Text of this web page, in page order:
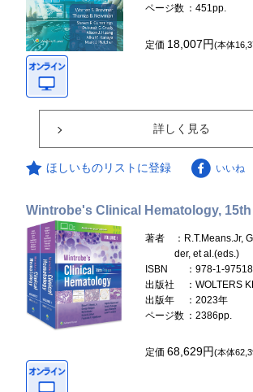
ページ数 ：451pp.
定価 18,007円(本体
詳しく見る
ほしいものリストに登録 いいね
Wintrobe's Clinical Hematology,
著者
：R.T.Means.Jr,
der, et al.(eds.)
ISBN
：978-1-
出版社
：WOLTERS
出版年
：2023年
ページ数 ：2386pp.
定価68,629円(本体